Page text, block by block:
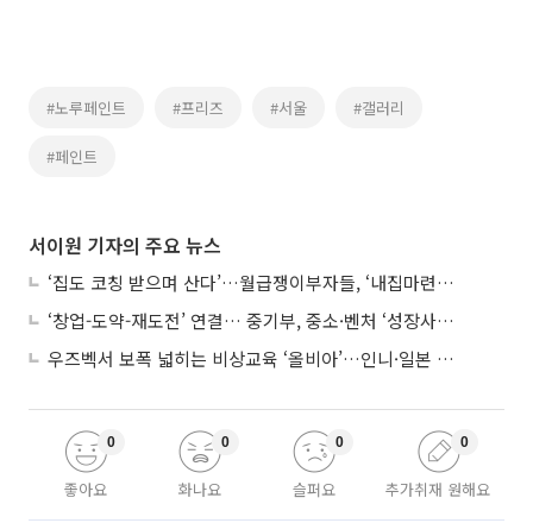
#노루페인트 #프리즈 #서울 #갤러리
#페인트
서이원 기자의 주요 뉴스
‘집도 코칭 받으며 산다’…월급쟁이부자들, ‘내집마련’ 신청 증가세
‘창업-도약-재도전’ 연결… 중기부, 중소·벤처 ‘성장사다리’ 짓는다
우즈벡서 보폭 넓히는 비상교육 ‘올비아’…인니·일본 진출 타진
좋아요
0
화나요
0
슬퍼요
0
추가취재 원해요
0